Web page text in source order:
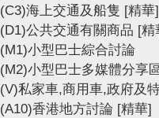
(C3)海上交通及船隻 [精華]
(D1)公共交通有關商品 [精
(M1)小型巴士綜合討論
(M2)小型巴士多媒體分享
(V)私家車,商用車,政府及
(A10)香港地方討論 [精華]